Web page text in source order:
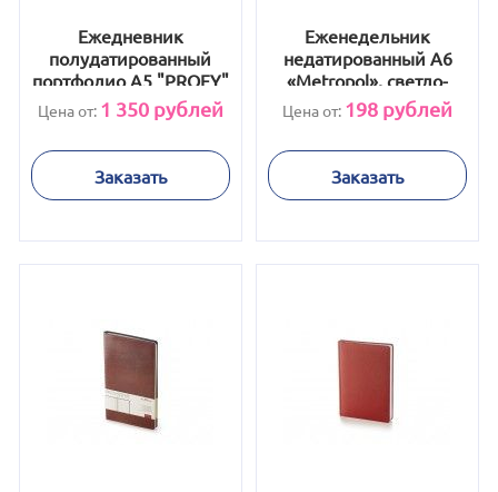
Ежедневник
полудатированный
портфолио А5 "PROFY"
синий
Цена от: 1 350рублей
Заказать
Еженедельник
недатированный А6
«Metropol», светло-
зеленый
Цена от: 198 рублей
Заказать